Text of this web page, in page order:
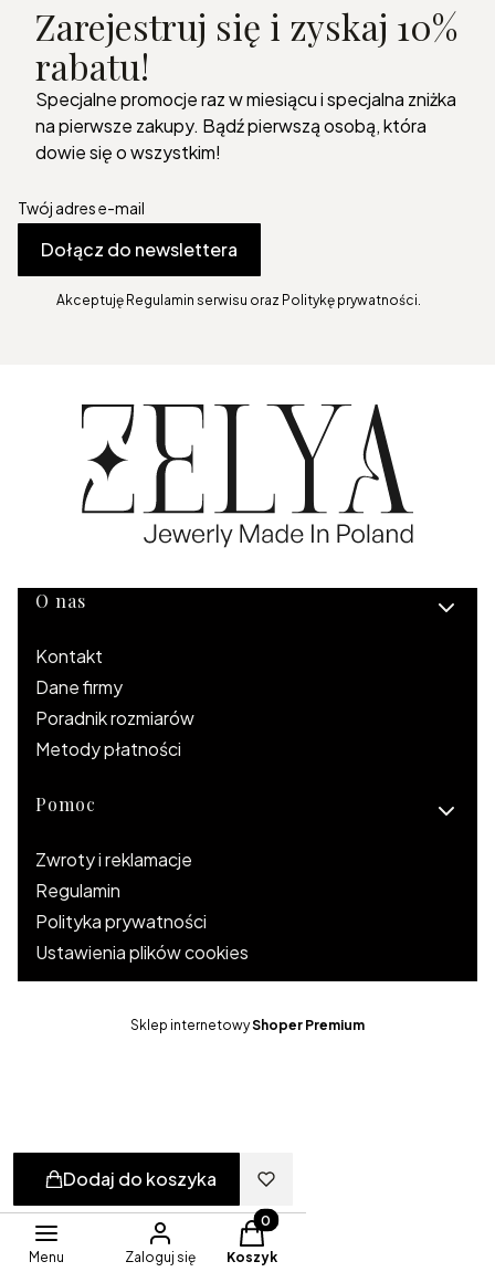
Zarejestruj się i zyskaj 10%
rabatu!
Specjalne promocje raz w miesiącu i specjalna zniżka
na pierwsze zakupy. Bądź pierwszą osobą, która
dowie się o wszystkim!
Twój adres e-mail
Dołącz do newslettera
Akceptuję Regulamin serwisu oraz Politykę prywatności.
Linki w stopce
O nas
Kontakt
Dane firmy
Poradnik rozmiarów
Metody płatności
Pomoc
Zwroty i reklamacje
Regulamin
Polityka prywatności
Ustawienia plików cookies
Sklep internetowyShoper Premium
Dodaj do koszyka
Menu Zaloguj się
Produkty w koszyku: 0. Zobacz
Koszyk